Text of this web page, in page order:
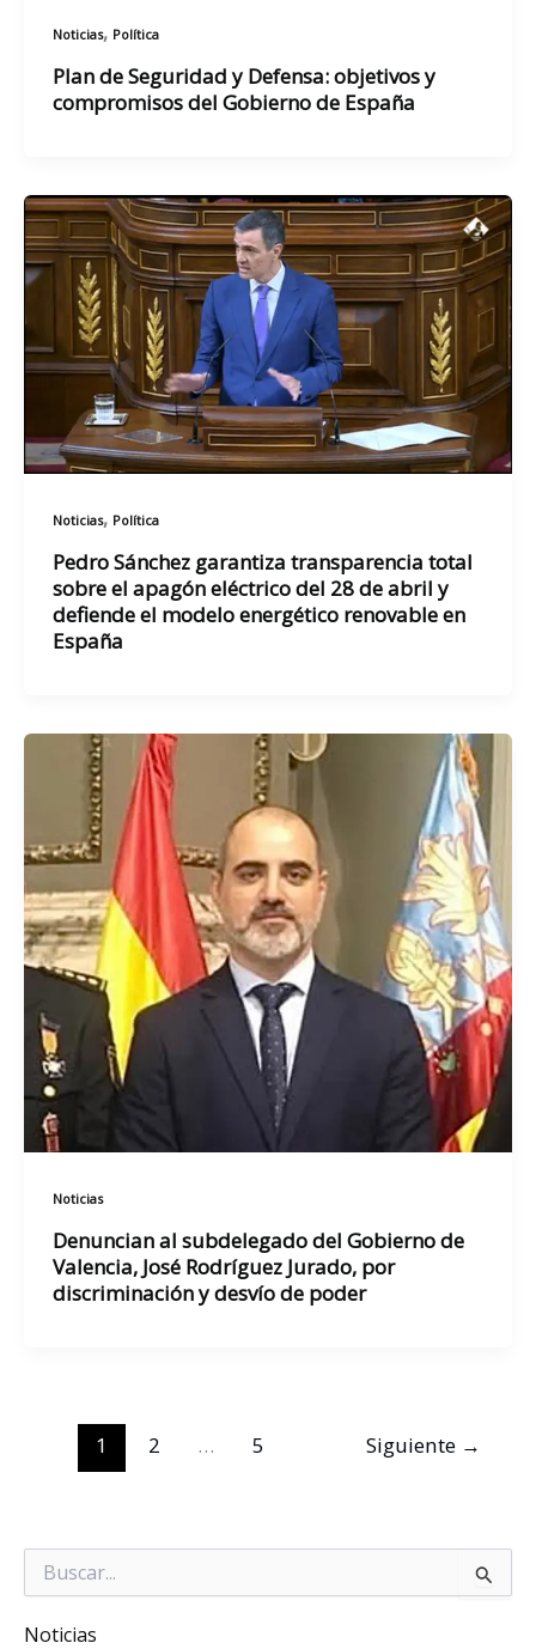
Noticias, Política
Plan de Seguridad y Defensa: objetivos y
compromisos del Gobierno de España
Noticias, Política
Pedro Sánchez garantiza transparencia total
sobre el apagón eléctrico del 28 de abril y
defiende el modelo energético renovable en
España
Noticias
Denuncian al subdelegado del Gobierno de
Valencia, José Rodríguez Jurado, por
discriminación y desvío de poder
1 2 … 5 Siguiente →
por:
Noticias